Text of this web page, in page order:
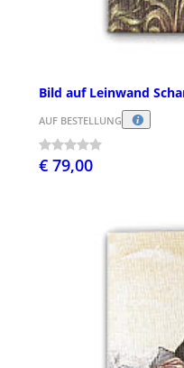
Bild auf Leinwand
AUF BESTELLUNG
€ 79,00